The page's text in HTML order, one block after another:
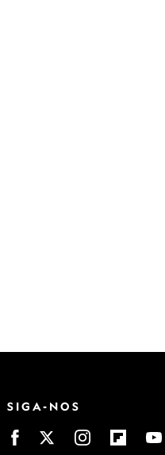
SIGA-NOS